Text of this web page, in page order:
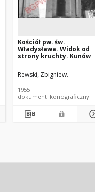
Kościół pw. św.
Władysława. Widok od
strony kruchty. Kunów
Rewski, Zbigniew.
1955
dokument ikonograficzny